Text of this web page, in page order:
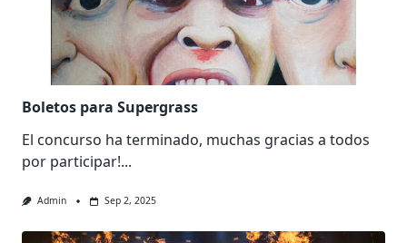
Boletos para Supergrass
El concurso ha terminado, muchas gracias a todos
por participar!...
Admin Sep 2, 2025